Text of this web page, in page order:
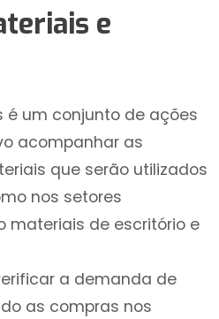
e
é um conjunto de ações
acompanhar as
que serão utilizados
nos setores
materiais de escritório e
a demanda de
as compras nos